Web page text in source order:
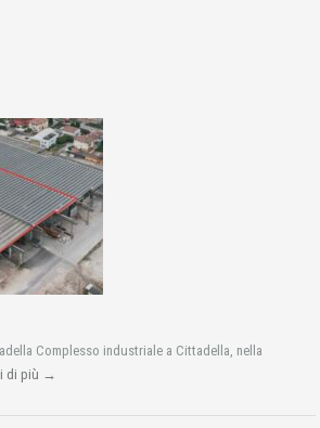
Complesso industriale a Cittadella, nella
di più →